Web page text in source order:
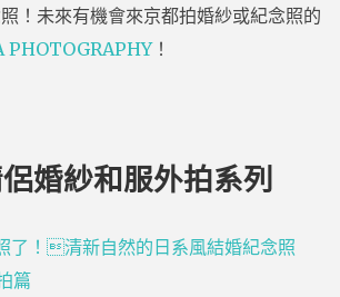
！未來有機會來京都拍婚紗或紀念照的
PHOTOGRAPHY！
婚紗和服外拍系列
了！清新自然的日系風結婚紀念照
篇